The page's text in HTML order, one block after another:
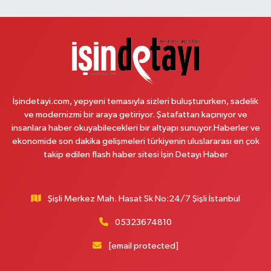
Sahra Eczanesi
0 (212) 229 55 83 Yol Tarifi Al
Mevlana Mahallesi İbrahim Hayırlıoğlu Caddesi 6 3 PLEVNE KONUTLARI
ÇARŞI İÇERİSİNDE
0 (212) 823 53 43 Yol Tarifi Al
HASTANESİNİN 100 METRE YUKARISI - FİZİK TEDAVİ HASTANESİNİN 100
METRE AŞAĞISI
Yol Tarifi Al
İşindetayi.com, yepyeni temasıyla sizleri buluştururken, sadelik
ve modernizmi bir araya getiriyor. Şatafattan kaçınıyor ve
insanlara haber okuyabilecekleri bir altyapı sunuyor.Haberler ve
ekonomide son dakika gelişmeleri türkiyenin uluslararası en çok
takip edilen flash haber sitesi İşin Detayı Haber
Şişli Merkez Mah. Hasat Sk No:24/7 Şişli İstanbul
05323674810
[email protected]